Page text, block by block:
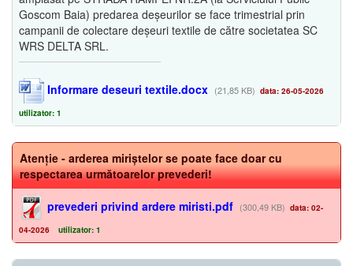
Goscom Baia) predarea deșeurilor se face trimestrial prin
campanii de colectare deșeuri textile de către societatea SC
WRS DELTA SRL.
Informare deseuri textile.docx (21,85 KB) data: 26-05-2026
utilizator: 1
Atenție - arderea miriștelor se poate face doar cu
respectarea următoarelor prevederi!
prevederi privind ardere miristi.pdf (300,49 KB) data: 02-
04-2026 utilizator: 1